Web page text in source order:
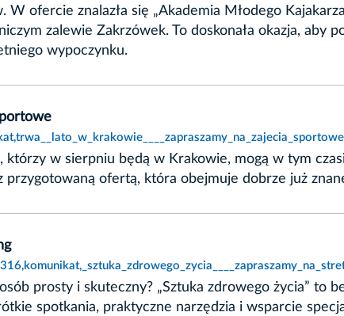
ofercie znalazła się „Akademia Młodego
zalewie Zakrzówek. To doskonała okazja, aby
wypoczynku.
w sierpniu będą w Krakowie, mogą w tym
przygotowaną ofertą, która obejmuje dobrze już
prosty i skuteczny? „Sztuka zdrowego życia” to
spotkania, praktyczne narzędzia i wsparcie